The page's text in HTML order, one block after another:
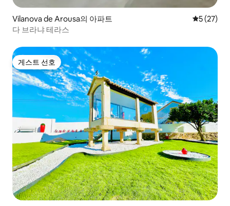
Vilanova de Arousa의 아파트 평점 5점
5 (27)
다 브라냐 테라스
게스트 선호
게스트 선호